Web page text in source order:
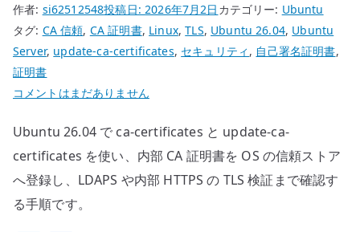
作者: si62512548投稿日:2026年7月2日 カテゴリー: Ubuntu
タグ: CA 信頼, CA 証明書, Linux,TLS, Ubuntu 26.04, Ubuntu
Server, update-ca-certificates, セキュリティ , 自己署名証明書,
証明書
Ubuntu
update-
ca-
certificates
の
コメントはまだありません
Ubuntu 26.04 で ca-certificates と update-ca-
certificates を使い、内部 CA 証明書を OS の信頼ストア
へ登録し、LDAPS や内部 HTTPS の TLS 検証まで確認す
る手順です。